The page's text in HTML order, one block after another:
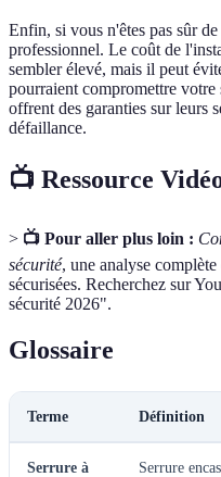
Enfin, si vous n'êtes pas sûr
professionnel. Le coût de
sembler élevé, mais il peut
pourraient compromettre votre
offrent des garanties sur leurs
défaillance.
📺 Ressource
> 📺 Pour aller plus loin :
sécurité, une analyse
sécurisées. Recherchez sur
sécurité 2026".
Glossaire
Terme Définition
Serrure à
Serrure